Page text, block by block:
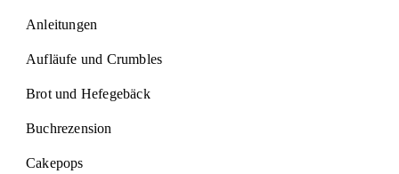
Anleitungen
Aufläufe und Crumbles
Brot und Hefegebäck
Buchrezension
Cakepops